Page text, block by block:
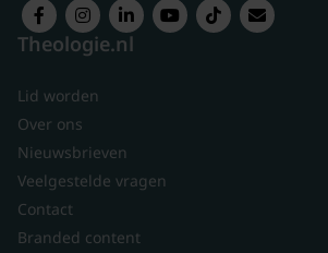
Theologie.nl
Lid worden
Over ons
Nieuwsbrieven
Veelgestelde vragen
Contact
Branded content